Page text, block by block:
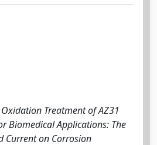
Treatment of AZ31
Biomedical Applications: The
Current on Corrosion